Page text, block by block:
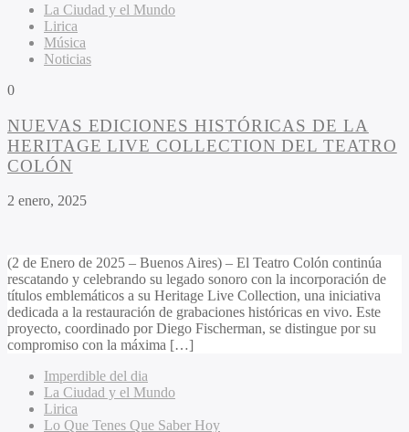
La Ciudad y el Mundo
Lirica
Música
Noticias
0
NUEVAS EDICIONES HISTÓRICAS DE LA
HERITAGE LIVE COLLECTION DEL TEATRO
COLÓN
2 enero, 2025
(2 de Enero de 2025 – Buenos Aires) – El Teatro Colón continúa
rescatando y celebrando su legado sonoro con la incorporación de
títulos emblemáticos a su Heritage Live Collection, una iniciativa
dedicada a la restauración de grabaciones históricas en vivo. Este
proyecto, coordinado por Diego Fischerman, se distingue por su
compromiso con la máxima […]
Imperdible del dia
La Ciudad y el Mundo
Lirica
Lo Que Tenes Que Saber Hoy